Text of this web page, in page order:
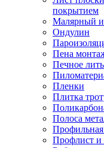
покрытием
Малярный
Ондулин
Пена
Печное
Пленки
Плитка
Полоса
Профильная
Профлист и